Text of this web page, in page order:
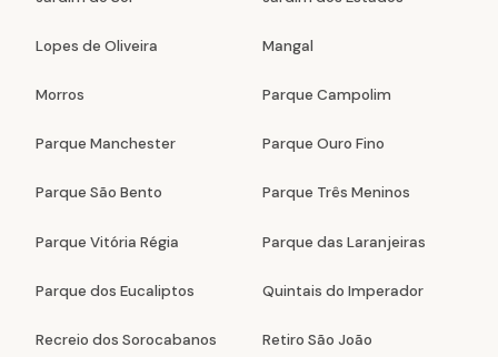
Lopes de Oliveira Mangal
Morros Parque Campolim
Parque Manchester Parque Ouro Fino
Parque São Bento Parque Três Meninos
Parque Vitória Régia Parque das Laranjeiras
Parque dos Eucaliptos Quintais do Imperador
Recreio dos Sorocabanos Retiro São João